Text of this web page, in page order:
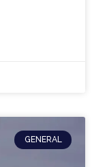
GENERAL